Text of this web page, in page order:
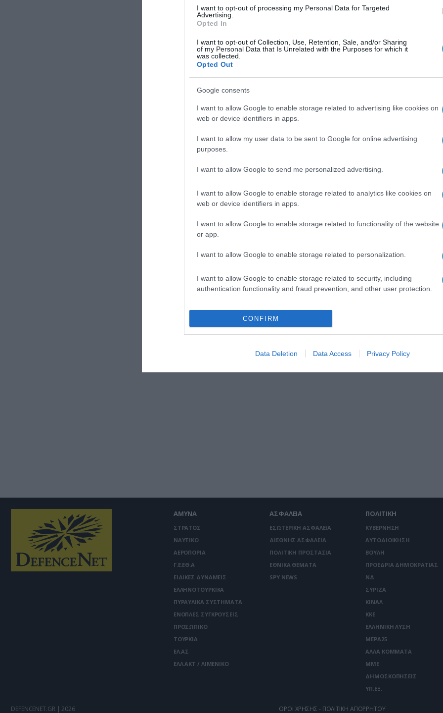
I want to opt-out of processing my Personal Data for Targeted
Advertising.
Opted In
I want to opt-out of Collection, Use, Retention, Sale, and/or Sharing
of my Personal Data that Is Unrelated with the Purposes for which it
was collected.
Opted Out
Google consents
I want to allow Google to enable storage related to advertising like cookies on
web or device identifiers in apps.
I want to allow my user data to be sent to Google for online advertising
purposes.
I want to allow Google to send me personalized advertising.
I want to allow Google to enable storage related to analytics like cookies on
web or device identifiers in apps.
I want to allow Google to enable storage related to functionality of the website
or app.
I want to allow Google to enable storage related to personalization.
I want to allow Google to enable storage related to security, including
authentication functionality and fraud prevention, and other user protection.
CONFIRM
Data Deletion Data Access Privacy Policy
ΑΜΥΝΑ
ΣΤΡΑΤΟΣ
ΝΑΥΤΙΚΟ
ΑΕΡΟΠΟΡΙΑ
Γ.Ε.ΕΘ.Α
ΕΙΔΙΚΕΣ ΔΥΝΑΜΕΙΣ
ΕΛΛΗΝΟΤΟΥΡΚΙΚΑ
ΠΥΡΑΥΛΙΚΑ ΣΥΣΤΗΜΑΤΑ
ΕΝΟΠΛΕΣ ΣΥΓΚΡΟΥΣΕΙΣ
ΠΡΟΣΩΠΙΚΟ
ΤΟΥΡΚΙΑ
ΕΛ.ΑΣ
ΕΛΛ.ΑΚΤ / ΛΙΜΕΝΙΚΟ
ΑΣΦΑΛΕΙΑ
ΕΣΩΤΕΡΙΚΗ ΑΣΦΑΛΕΙΑ
ΔΙΕΘΝΗΣ ΑΣΦΑΛΕΙΑ
ΠΟΛΙΤΙΚΗ ΠΡΟΣΤΑΣΙΑ
ΕΘΝΙΚΑ ΘΕΜΑΤΑ
SPY NEWS
ΠΟΛΙΤΙΚΗ
ΚΥΒΕΡΝΗΣΗ
ΑΥΤΟΔΙΟΙΚΗΣΗ
ΒΟΥΛΗ
ΠΡΟΕΔΡΙΑ ΔΗΜΟΚΡΑΤΙΑΣ
ΝΔ
ΣΥΡΙΖΑ
ΚΙΝΑΛ
ΚΚΕ
ΕΛΛΗΝΙΚΗ ΛΥΣΗ
ΜΕΡΑ25
ΑΛΛΑ ΚΟΜΜΑΤΑ
ΜΜΕ
ΔΗΜΟΣΚΟΠΗΣΕΙΣ
ΥΠ.ΕΞ.
DEFENCENET.GR | 2026 ΟΡΟΙ ΧΡΗΣΗΣ - ΠΟΛΙΤΙΚΗ ΑΠΟΡΡΗΤΟΥ